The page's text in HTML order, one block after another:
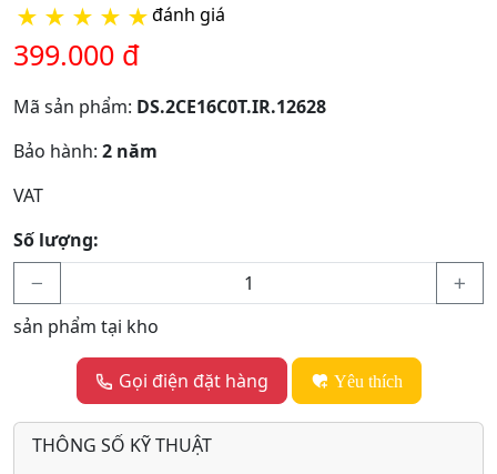
★ ★ ★ ★ ★đánh giá
399.000 đ
Mã sản phẩm: DS.2CE16C0T.IR.12628
Bảo hành: 2 năm
VAT
Số lượng:
sản phẩm tại kho
Gọi điện đặt hàng Yêu thích
THÔNG SỐ KỸ THUẬT